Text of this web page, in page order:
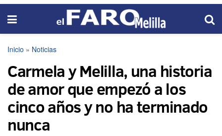
Inicio » Noticias
Carmela y Melilla, una historia
de amor que empezó a los
cinco años y no ha terminado
nunca